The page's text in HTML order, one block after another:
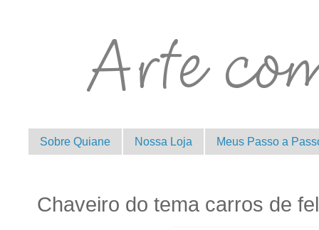
Sobre Quiane Nossa Loja Meus Passo a
Chaveiro do tema carros de